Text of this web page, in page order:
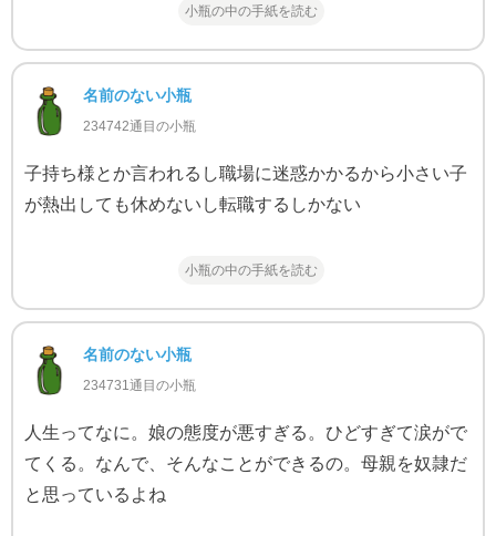
小瓶の中の手紙を読む
名前のない小瓶
234742通目の小瓶
子持ち様とか言われるし職場に迷惑かかるから小さい子
が熱出しても休めないし転職するしかない
小瓶の中の手紙を読む
名前のない小瓶
234731通目の小瓶
人生ってなに。娘の態度が悪すぎる。ひどすぎて涙がで
てくる。なんで、そんなことができるの。母親を奴隷だ
と思っているよね